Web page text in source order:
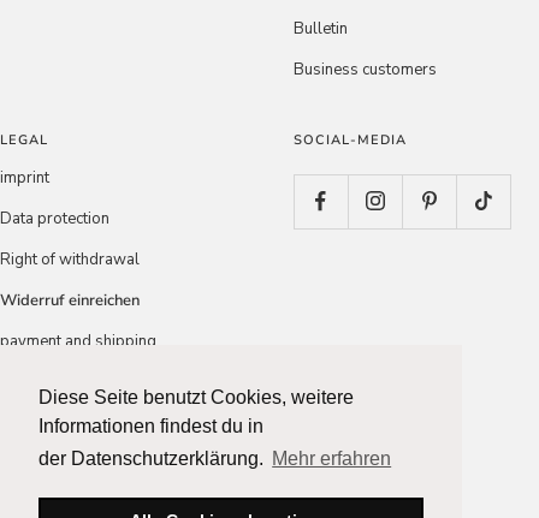
Diese Seite benutzt Cookies, weitere
Informationen findest du in
der Datenschutzerklärung. Mehr erfahren
Diese Seite benutzt Cookies, weitere
Informationen findest du in
der Datenschutzerklärung. Mehr erfahren
Bulletin
Business customers
LEGAL
imprint
Data protection
Right of withdrawal
Widerruf einreichen
payment and shipping
SOCIAL-MEDIA
Country/region
France (EUR €) Language
English